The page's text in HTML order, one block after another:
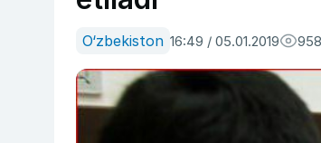
O‘zbekiston 16:49 / 05.01.2019 958